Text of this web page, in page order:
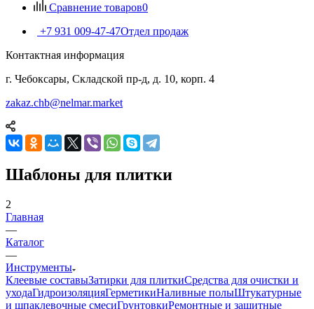
Сравнение товаров0
+7 931 009-47-47Отдел продаж
Контактная информация
г. Чебоксары, Складской пр-д, д. 10, корп. 4
zakaz.chb@nelmar.market
Шаблоны для плитки
2
Главная
—
Каталог
—
Инструменты
Клеевые составыЗатирки для плиткиСредства для очистки и
уходаГидроизоляцияГерметикиНаливные полыШтукатурные
и шпаклевочные смесиГрунтовкиРемонтные и защитные